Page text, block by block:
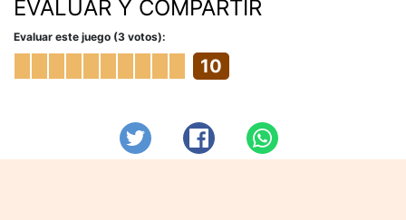
EVALUAR Y COMPARTIR
Evaluar este juego (3 votos):
10